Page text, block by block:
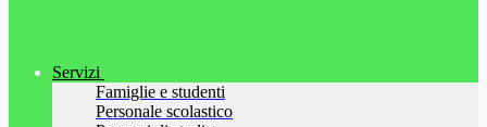
Servizi
Famiglie e studenti
Personale scolastico